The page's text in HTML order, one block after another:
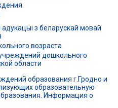
з беларускай мовай
возраста
дошкольного
области
образования г.Гродно и
образовательную
Информация о